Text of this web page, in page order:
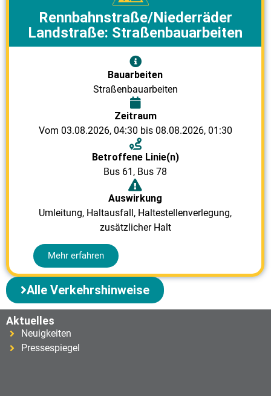
Rennbahnstraße/Niederräder
Landstraße: Straßenbauarbeiten
Bauarbeiten
Straßenbauarbeiten
Zeitraum
Vom 03.08.2026, 04:30 bis 08.08.2026, 01:30
Betroffene Linie(n)
Bus 61 , Bus 78
Auswirkung
Umleitung, Haltausfall, Haltestellenverlegung,
zusätzlicher Halt
Mehr erfahren
Alle Verkehrshinweise
Aktuelles
Neuigkeiten
Pressespiegel